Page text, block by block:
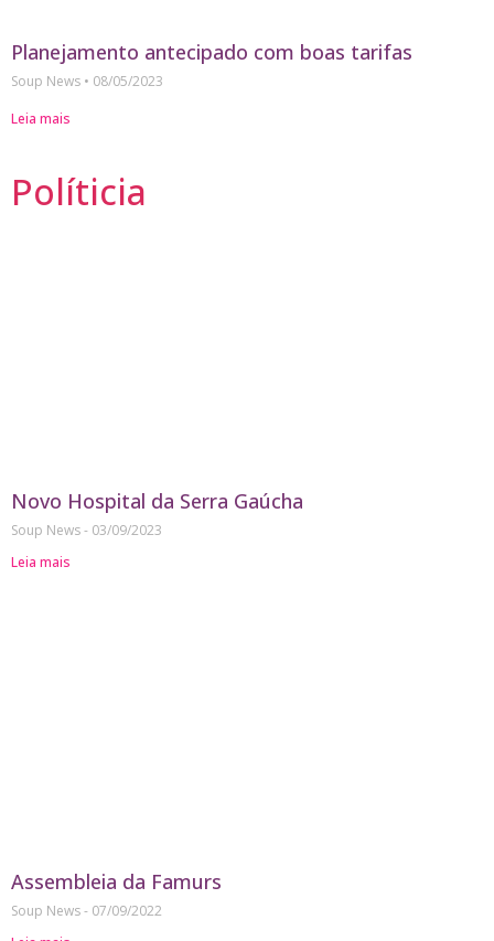
Planejamento antecipado com boas tarifas
Soup News
08/05/2023
Leia mais
Políticia
Novo Hospital da Serra Gaúcha
Soup News
03/09/2023
Leia mais
Assembleia da Famurs
Soup News
07/09/2022